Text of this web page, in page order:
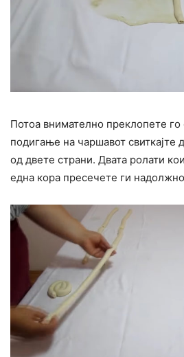
Потоа внимателно преклопете го
подигање на чаршавот свиткајте
од двете страни. Двата ролати
една кора пресечете ги